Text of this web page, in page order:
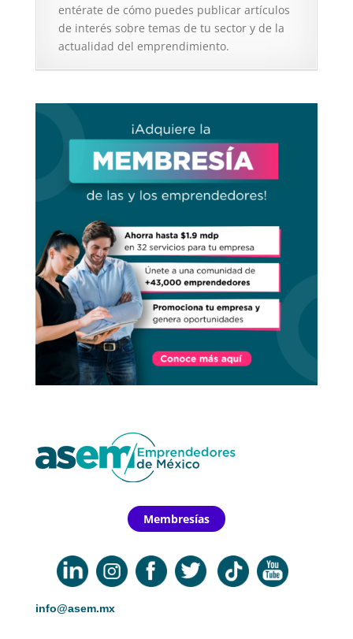
entérate de cómo puedes publicar artículos
de interés sobre temas de tu sector y de la
actualidad del emprendimiento.
Membresías
info@asem.mx